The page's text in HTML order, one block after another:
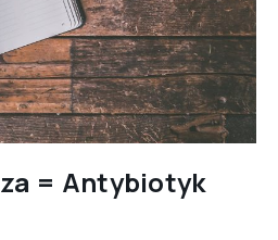
= Antybiotyk